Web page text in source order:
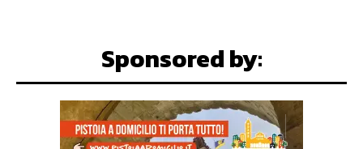
Sponsored by: